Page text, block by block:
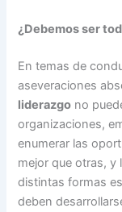
¿Debemos ser
En temas de
aseveraciones
liderazgo no
organizaciones,
enumerar las
mejor que otras, y
distintas formas
deben